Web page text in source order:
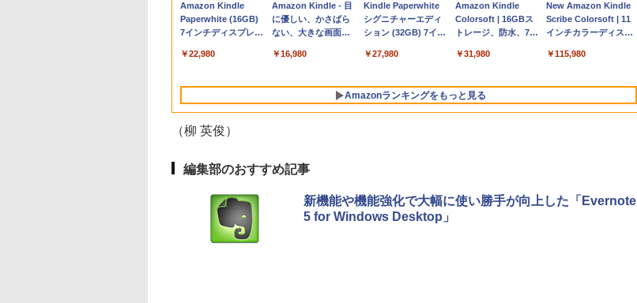
Apple 2026
MacBook Neo A18
Proチップ搭載13イ
AIとApple
Retinaディスプレ
512GB SSD、1080p
FaceTime HDカメ
ラ、Touch ID - イン
AppleCare+ for 13イ
Neo(A18 Pro)|ダウン
￥162,598
tomtoc 360°保護
15.6 16インチ パソコ
ンケース Dell NEC
dynabook Lenovo
￥2,952
Apple 2026
MacBook Air M5チ
ップ搭載13インチノ
Apple Intelligence、
Retinaディスプレ
イ、24GBユニファイ
ドメモリ、1TB SSD
￥298,901
【Amazon.co.jp限
定】 HP ノートパソ
コン 15-fd 15.6イン
512GB SSD インテ
￥129,800
FMV ノートパソコン
WE1-K3 (MS 365
Personal/Copilotキー
型/Core i5/16GB/SSD
FMVWK3E15W_AZ
￥139,880
Robloxギフトカード
- 800 Robux 【限定
バーチャルアイテム
ンゲームコード】 ロ
インコード版
￥1,300
Microsoft Office
Home & Business
2024(最新 永続版)|オ
版|Windows11、
￥39,582
Robloxギフトカード
- 2,000 Robux 【限
定バーチャルアイテ
インゲームコード】
ラインコード版
￥3,200
Robloxギフトカード
- 1000 Robux 【限定
バーチャルアイテム
ンゲームコード】 ロ
ンコード版
￥1,600
Windows版 |
Minecraft (マインクラ
フト): Java & Bedrock
ード版
￥3,600
生成AIパスポート公
式テキスト 第４版
￥1,766
AIイラスト表現辞典:
思い通りの絵を引き
出す プロンプトの言
ズ (はぴーイラスト
￥480
ClaudeCode いちば
んやさしい 教科書:
非エンジニア 初心者
マニュアル AI副業に
もKindle出版にも！
非エンジニアのため
のAIコーディング入
￥99
1冊ですべて身につく
HTML & CSSとWeb
デザイン入門講座
￥2,326
FM TOWNS ハイパ
ー・カタログ: 本体ハ
ードウェア・市販ソフ
トリストと最新エミュ
￥1,600
Amazon Kindle
Paperwhite (16GB)
7インチディスプレ
ト、12週間持続バッ
ブラック
￥22,980
Amazon Kindle - 目
に優しい、かさばら
ない、大きな画面で
続バッテリー、6イン
書籍リーダー、ブラ
ック、16GB、広告な
し
￥16,980
Kindle Paperwhite
シグニチャーエディ
ション (32GB) 7イン
るさ自動調整、色調
持続バッテリー、広
告なし、メタリック
ブラック
￥27,980
Amazon Kindle
Colorsoft | 16GBス
トレージ、防水、7イ
レイ、色調調節ライ
ッテリー、広告無
し、ブラック (2025
年発売)
￥31,980
New Amazon Kindle
Scribe Colorsoft | 11
インチカラーディスプ
ジ、ノート機能搭載、
調節ライト、プレミア
イト
￥115,980
Amazonランキングをもっと見る
（柳 英俊）
編集部のおすすめ記事
新機能や機能強化で大幅に使い勝手が向上した「Evernote
5 for Windows Desktop」